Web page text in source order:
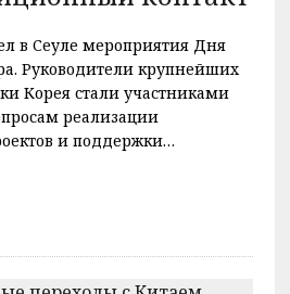
в Сеуле мероприятия Дня
Руководители крупнейших
Корея стали участниками
реализации
и поддержки…